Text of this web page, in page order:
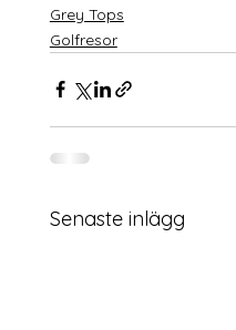
Grey Tops
Golfresor
Senaste inlägg